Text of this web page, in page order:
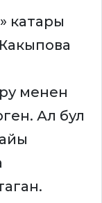
катары
менен
Ал бул